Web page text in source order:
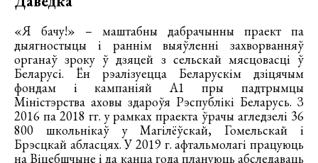
«Я бачу!» – маштабны дабрачынны праект па
дыягностыцы і раннім выяўленні захворванняў
органаў зроку ў дзяцей з сельскай мясцовасці ў
Беларусі. Ён рэалізуецца Беларускім дзіцячым
фондам і кампаніяй А1 пры падтрымцы
Міністэрства аховы здароўя Рэспублікі Беларусь. З
2016 па 2018 гг. у рамках праекта ўрачы агледзелі 36
800 школьнікаў у Магілёўскай, Гомельскай і
Брэсцкай абласцях. У 2019 г. афтальмолагі працуюць
на Віцебшчыне і да канца года плануюць абследаваць